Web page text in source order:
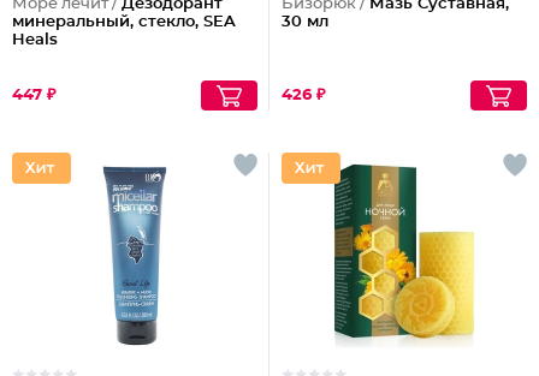
Море лечит / Дезодорант
минеральный, стекло, SEA
Heals
447 ₽
Бизорюк / Мазь Суставная,
30 мл
426 ₽